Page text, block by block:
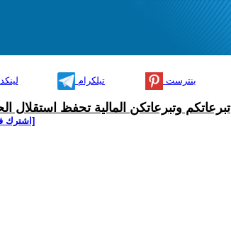
تيلكرام بنترست
تبرعاتكم وتبرعاتكن المالية تحفظ استقلال
[اشترك